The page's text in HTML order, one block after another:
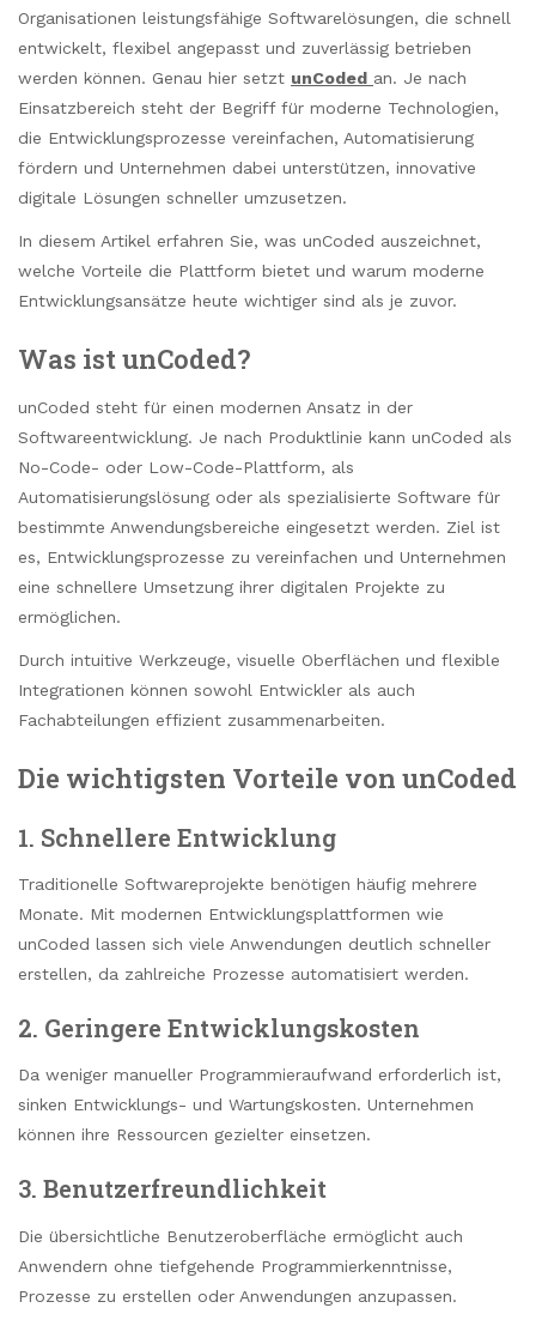
Organisationen leistungsfähige Softwarelösungen, die schnell
entwickelt, flexibel angepasst und zuverlässig betrieben
werden können. Genau hier setzt unCoded an. Je nach
Einsatzbereich steht der Begriff für moderne Technologien,
die Entwicklungsprozesse vereinfachen, Automatisierung
fördern und Unternehmen dabei unterstützen, innovative
digitale Lösungen schneller umzusetzen.
In diesem Artikel erfahren Sie, was unCoded auszeichnet,
welche Vorteile die Plattform bietet und warum moderne
Entwicklungsansätze heute wichtiger sind als je zuvor.
Was ist unCoded?
unCoded steht für einen modernen Ansatz in der
Softwareentwicklung. Je nach Produktlinie kann unCoded als
No-Code- oder Low-Code-Plattform, als
Automatisierungslösung oder als spezialisierte Software für
bestimmte Anwendungsbereiche eingesetzt werden. Ziel ist
es, Entwicklungsprozesse zu vereinfachen und Unternehmen
eine schnellere Umsetzung ihrer digitalen Projekte zu
ermöglichen.
Durch intuitive Werkzeuge, visuelle Oberflächen und flexible
Integrationen können sowohl Entwickler als auch
Fachabteilungen effizient zusammenarbeiten.
Die wichtigsten Vorteile von unCoded
1. Schnellere Entwicklung
Traditionelle Softwareprojekte benötigen häufig mehrere
Monate. Mit modernen Entwicklungsplattformen wie
unCoded lassen sich viele Anwendungen deutlich schneller
erstellen, da zahlreiche Prozesse automatisiert werden.
2. Geringere Entwicklungskosten
Da weniger manueller Programmieraufwand erforderlich ist,
sinken Entwicklungs- und Wartungskosten. Unternehmen
können ihre Ressourcen gezielter einsetzen.
3. Benutzerfreundlichkeit
Die übersichtliche Benutzeroberfläche ermöglicht auch
Anwendern ohne tiefgehende Programmierkenntnisse,
Prozesse zu erstellen oder Anwendungen anzupassen.